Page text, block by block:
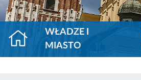
WŁADZE I
MIASTO